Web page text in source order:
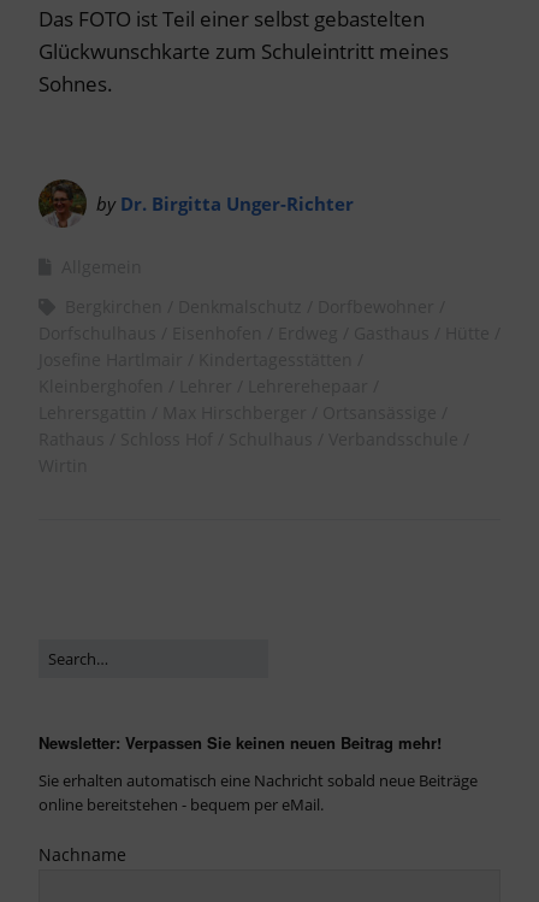
Das FOTO ist Teil einer selbst gebastelten
Glückwunschkarte zum Schuleintritt meines
Sohnes.
by Dr. Birgitta Unger-Richter
Newsletter: Verpassen Sie keinen neuen Beitrag mehr!
Sie erhalten automatisch eine Nachricht sobald neue Beiträge
online bereitstehen - bequem per eMail.
Nachname